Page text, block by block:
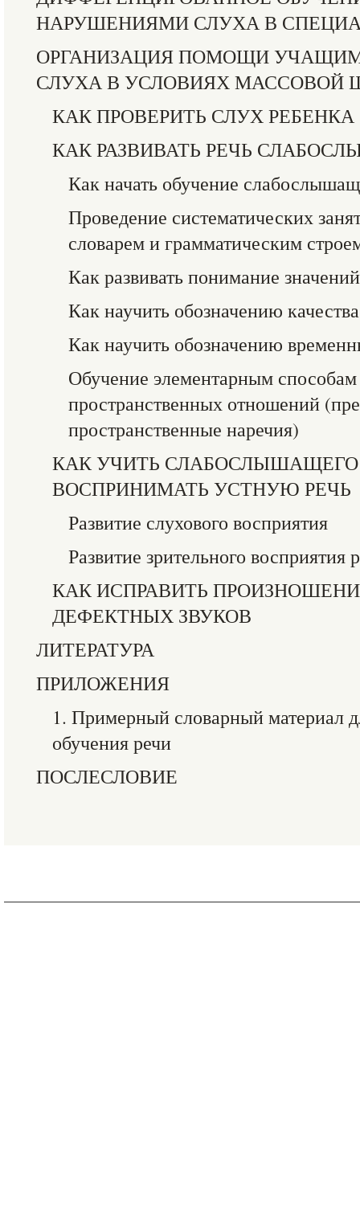
НАРУШЕНИЯМИ СЛУХА В
ОРГАНИЗАЦИЯ ПОМОЩИ
СЛУХА В УСЛОВИЯХ МАССОВОЙ
КАК ПРОВЕРИТЬ СЛУХ РЕБЕНКА
КАК РАЗВИВАТЬ РЕЧЬ
Как начать обучение
Проведение систематических
словарем и грамматическим
Как развивать понимание
Как научить обозначению
Как научить обозначению
Обучение элементарным
пространственных отношений
пространственные наречия)
КАК УЧИТЬ СЛАБОСЛЫШАЩЕГО
ВОСПРИНИМАТЬ УСТНУЮ РЕЧЬ
Развитие слухового восприятия
Развитие зрительного восприятия
КАК ИСПРАВИТЬ
ДЕФЕКТНЫХ ЗВУКОВ
ЛИТЕРАТУРА
ПРИЛОЖЕНИЯ
1. Примерный словарный материал
обучения речи
ПОСЛЕСЛОВИЕ